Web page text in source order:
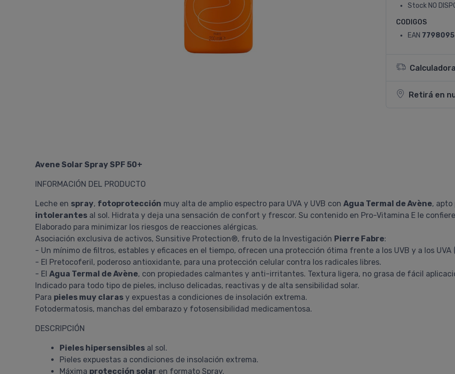
Stock NO
CODIGOS
EAN
Retirá en
Avene Solar Spray SPF 50+
INFORMACIÓN DEL PRODUCTO
Leche en spray, fotoprotección muy alta de amplio espectro para UVA y UVB con Agua Termal de Avène, apto
intolerantes al sol. Hidrata y deja una sensación de confort y frescor. Su contenido en Pro-Vitamina E le
Elaborado para minimizar los riesgos de reacciones alérgicas.
Asociación exclusiva de activos, Sunsitive Protection®, fruto de la Investigación Pierre Fabre:
- Un mínimo de filtros, estables y eficaces en el tiempo, ofrecen una protección ótima frente a los UVB y a los UVA
- El Pretocoferil, poderoso antioxidante, para una protección celular contra los radicales libres.
- El Agua Termal de Avène, con propiedades calmantes y anti-irritantes. Textura ligera, no grasa de fácil
Indicado para todo tipo de pieles, incluso delicadas, reactivas y de alta sensibilidad solar.
Para pieles muy claras y expuestas a condiciones de insolación extrema.
Fotodermatosis, manchas del embarazo y fotosensibilidad medicamentosa.
DESCRIPCIÓN
Pieles hipersensibles al sol.
Pieles expuestas a condiciones de insolación extrema.
Máxima protección solar en formato Spray.